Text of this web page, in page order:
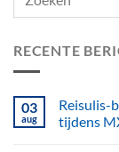
RECENTE
03
aug
Reisulis-
tijdens